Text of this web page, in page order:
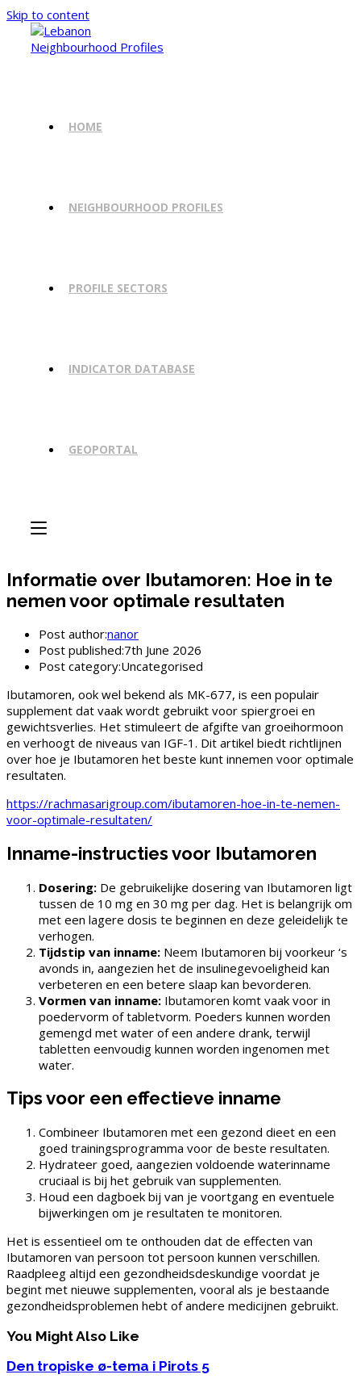
Skip to content
HOME
NEIGHBOURHOOD PROFILES
PROFILE SECTORS
INDICATOR DATABASE
GEOPORTAL
Informatie over Ibutamoren: Hoe in te
nemen voor optimale resultaten
Post author:nanor
Post published:7th June 2026
Post category:Uncategorised
Ibutamoren, ook wel bekend als MK-677, is een populair
supplement dat vaak wordt gebruikt voor spiergroei en
gewichtsverlies. Het stimuleert de afgifte van groeihormoon
en verhoogt de niveaus van IGF-1. Dit artikel biedt richtlijnen
over hoe je Ibutamoren het beste kunt innemen voor optimale
resultaten.
https://rachmasarigroup.com/ibutamoren-hoe-in-te-nemen-
voor-optimale-resultaten/
Inname-instructies voor Ibutamoren
Dosering: De gebruikelijke dosering van Ibutamoren ligt
tussen de 10 mg en 30 mg per dag. Het is belangrijk om
met een lagere dosis te beginnen en deze geleidelijk te
verhogen.
Tijdstip van inname: Neem Ibutamoren bij voorkeur ‘s
avonds in, aangezien het de insulinegevoeligheid kan
verbeteren en een betere slaap kan bevorderen.
Vormen van inname: Ibutamoren komt vaak voor in
poedervorm of tabletvorm. Poeders kunnen worden
gemengd met water of een andere drank, terwijl
tabletten eenvoudig kunnen worden ingenomen met
water.
Tips voor een effectieve inname
Combineer Ibutamoren met een gezond dieet en een
goed trainingsprogramma voor de beste resultaten.
Hydrateer goed, aangezien voldoende waterinname
cruciaal is bij het gebruik van supplementen.
Houd een dagboek bij van je voortgang en eventuele
bijwerkingen om je resultaten te monitoren.
Het is essentieel om te onthouden dat de effecten van
Ibutamoren van persoon tot persoon kunnen verschillen.
Raadpleeg altijd een gezondheidsdeskundige voordat je
begint met nieuwe supplementen, vooral als je bestaande
gezondheidsproblemen hebt of andere medicijnen gebruikt.
You Might Also Like
Den tropiske ø-tema i Pirots 5